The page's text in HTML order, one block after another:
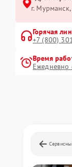
г.
Горячая
+7 (800)
Время
Ежедневно